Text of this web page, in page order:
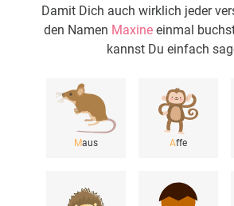
Damit Dich auch wirklich jeder
den Namen Maxineeinmal
kannst Du einfach
Maus Affe